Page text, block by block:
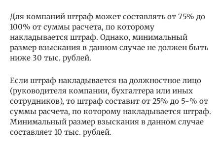
Для компаний штраф может составлять от 75% до
100% от суммы расчета, по которому
накладывается штраф. Однако, минимальный
размер взыскания в данном случае не должен быть
ниже 30 тыс. рублей.
Если штраф накладывается на должностное лицо
(руководителя компании, бухгалтера или иных
сотрудников), то штраф составит от 25% до 5-% от
суммы расчета, по которому накладывается штраф.
Минимальный размер взыскания в данном случае
составляет 10 тыс. рублей.